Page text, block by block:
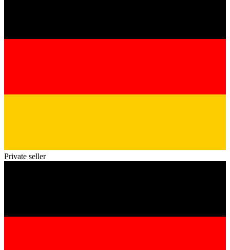
Private seller